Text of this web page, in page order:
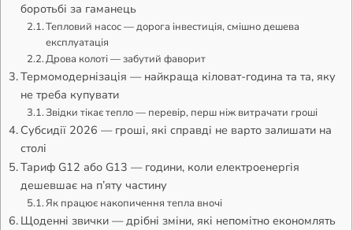
боротьбі за гаманець
Тепловий насос — дорога інвестиція, смішно дешева
експлуатація
Дрова колоті — забутий фаворит
Термомодернізація — найкраща кіловат-година та та, яку
не треба купувати
Звідки тікає тепло — перевір, перш ніж витрачати гроші
Субсидії 2026 — гроші, які справді не варто залишати на
столі
Тариф G12 або G13 — години, коли електроенергія
дешевшає на п’яту частину
Як працює накопичення тепла вночі
Щоденні звички — дрібні зміни, які непомітно економлять